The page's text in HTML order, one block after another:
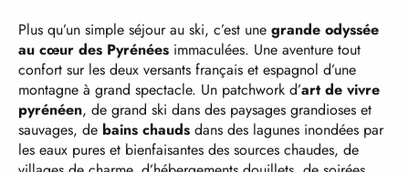
Plus qu’un simple séjour au ski, c’est une grande odyssée
au cœur des Pyrénées immaculées. Une aventure tout
confort sur les deux versants français et espagnol d’une
montagne à grand spectacle. Un patchwork d’art de vivre
pyrénéen, de grand ski dans des paysages grandioses et
sauvages, de bains chauds dans des lagunes inondées par
les eaux pures et bienfaisantes des sources chaudes, de